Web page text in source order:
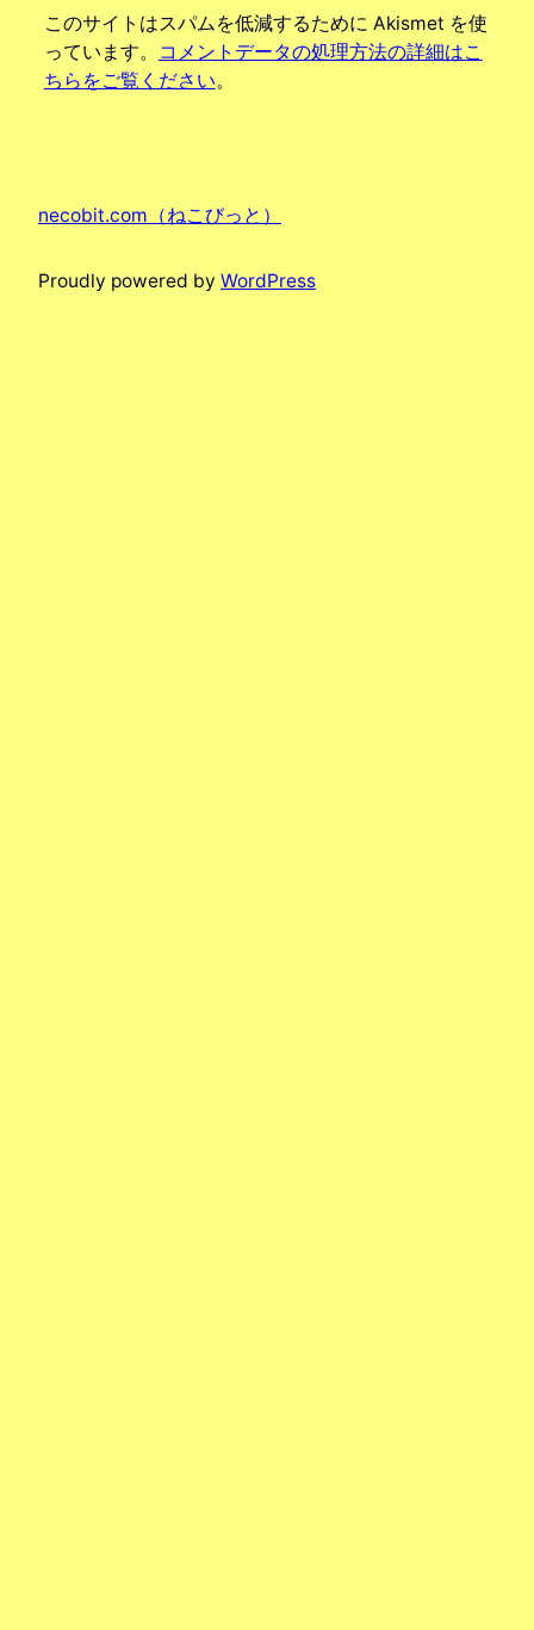
このサイトはスパムを低減するために Akismet を使
っています。
コメントデータの処理方法の詳細はこ
ちらをご覧ください。
necobit.com（ねこびっと）
Proudly powered by WordPress